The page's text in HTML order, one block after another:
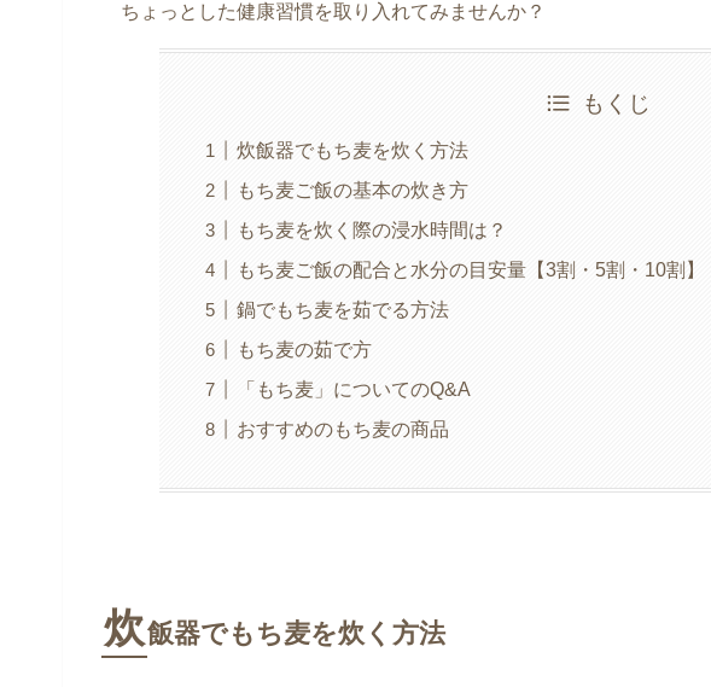
ちょっとした健康習慣を取り入れてみませんか？
もくじ
炊飯器でもち麦を炊く方法
もち麦ご飯の基本の炊き方
もち麦を炊く際の浸水時間は？
もち麦ご飯の配合と水分の目安量【3割・5割・10割】
鍋でもち麦を茹でる方法
もち麦の茹で方
「もち麦」についてのQ&A
おすすめのもち麦の商品
炊飯器でもち麦を炊く方法